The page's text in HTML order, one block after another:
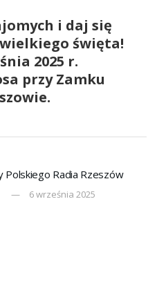
i daj się
święta!
2025 r.
przy Zamku
Polskiego Radia Rzeszów
6 września 2025